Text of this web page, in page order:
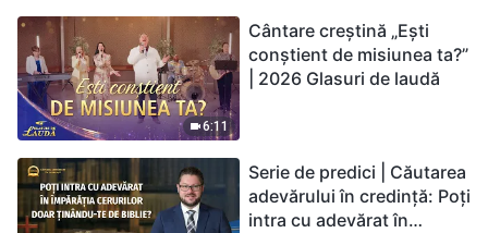
6:11
Cântare creștină „Ești
conștient de misiunea ta?”
| 2026 Glasuri de laudă
Serie de predici | Căutarea
adevărului în credință: Poți
intra cu adevărat în